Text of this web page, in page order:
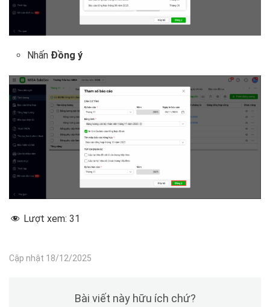
Nhấn Đồng ý
Lượt xem: 31
Cập nhật 18/12/2025
Bài viết này hữu ích chứ?